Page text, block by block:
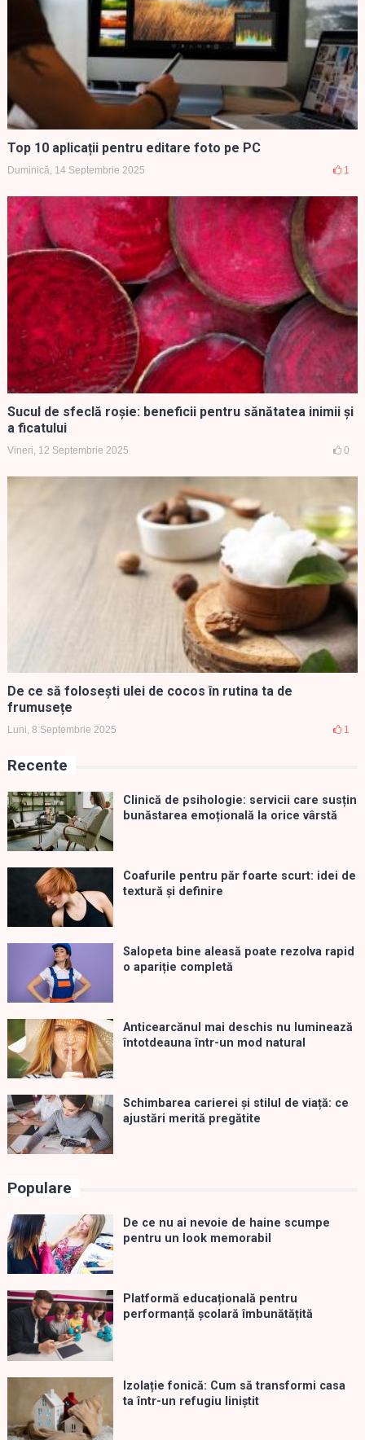
Top 10 aplicații pentru editare foto pe PC
Duminică, 14 Septembrie 2025 1
Sucul de sfeclă roșie: beneficii pentru sănătatea inimii și
a ficatului
Vineri, 12 Septembrie 2025 0
De ce să folosești ulei de cocos în rutina ta de
frumusețe
Luni, 8 Septembrie 2025 1
Recente
Clinică de psihologie: servicii care susțin
bunăstarea emoțională la orice vârstă
Coafurile pentru păr foarte scurt: idei de
textură și definire
Salopeta bine aleasă poate rezolva rapid
o apariție completă
Anticearcănul mai deschis nu luminează
întotdeauna într-un mod natural
Schimbarea carierei și stilul de viață: ce
ajustări merită pregătite
Populare
De ce nu ai nevoie de haine scumpe
pentru un look memorabil
Platformă educațională pentru
performanță școlară îmbunătățită
Izolație fonică: Cum să transformi casa
ta într-un refugiu liniștit